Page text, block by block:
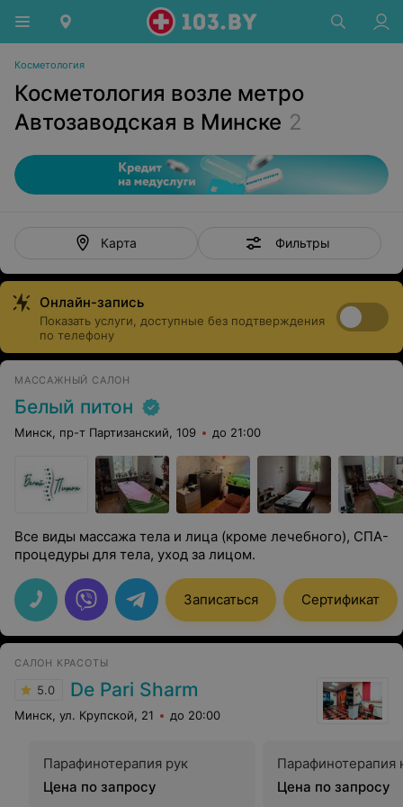
Косметология
Косметология возле метро
Автозаводская в Минске 2
Карта Фильтры
Онлайн-запись
Показать услуги, доступные без подтверждения
по телефону
МАССАЖНЫЙ САЛОН
Белый питон
Минск, пр-т Партизанский, 109 до 21:00
Все виды массажа тела и лица (кроме лечебного), СПА-
процедуры для тела, уход за лицом.
Записаться Сертификат
САЛОН КРАСОТЫ
5.0 De Pari Sharm
Минск, ул. Крупской, 21 до 20:00
Парафинотерапия рук
Цена по запросу
Парафинотерапия
Цена по запросу